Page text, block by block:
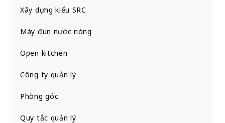
Xây dựng kiểu SRC
Máy đun nước nóng
Open kitchen
Công ty quản lý
Phòng góc
Quy tắc quản lý